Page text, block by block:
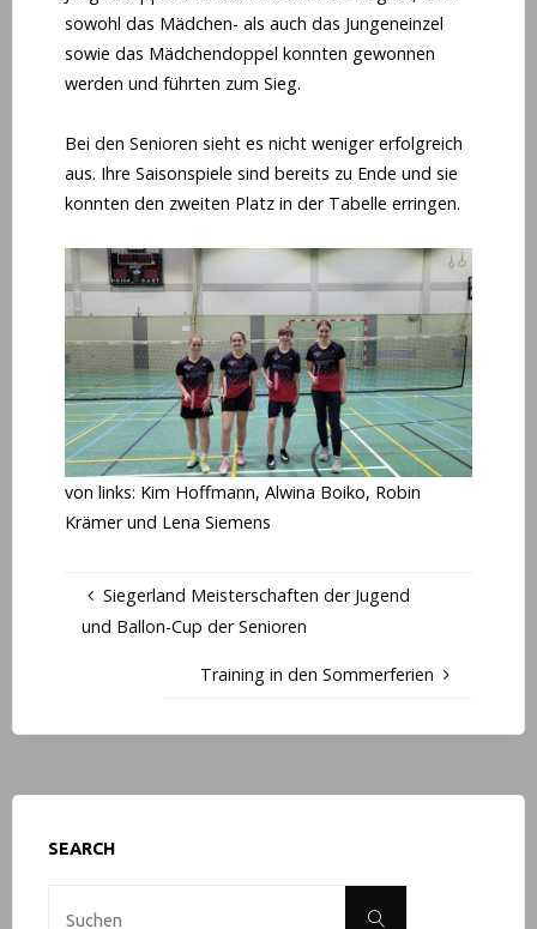
sowohl das Mädchen- als auch das Jungeneinzel
sowie das Mädchendoppel konnten gewonnen
werden und führten zum Sieg.
Bei den Senioren sieht es nicht weniger erfolgreich
aus. Ihre Saisonspiele sind bereits zu Ende und sie
konnten den zweiten Platz in der Tabelle erringen.
von links: Kim Hoffmann, Alwina Boiko, Robin
Krämer und Lena Siemens
Siegerland Meisterschaften der Jugend
und Ballon-Cup der Senioren
Training in den Sommerferien
SEARCH
Suchen